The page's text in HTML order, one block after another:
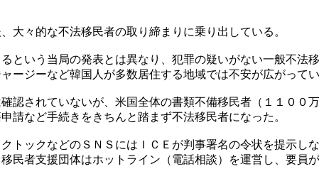
大々的な不法移民者の取り締まりに乗り出している。
という当局の発表とは異なり、犯罪の疑いがない一般不
ージーなど韓国人が多数居住する地域では不安が広がってい
認されていないが、米国全体の書類不備移民者（１１０
請など手続きをきちんと踏まず不法移民者になった。
トックなどのＳＮＳにはＩＣＥが判事署名の令状を提示
民者支援団体はホットライン（電話相談）を運営し、要員